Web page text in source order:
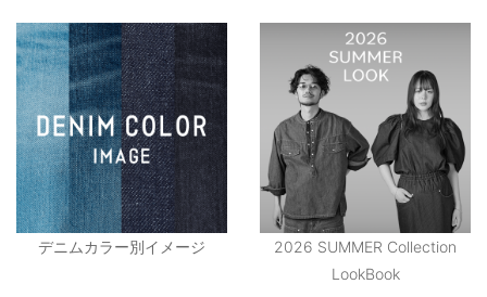
デニムカラー別イメージ
2026 SUMMER Collection
LookBook